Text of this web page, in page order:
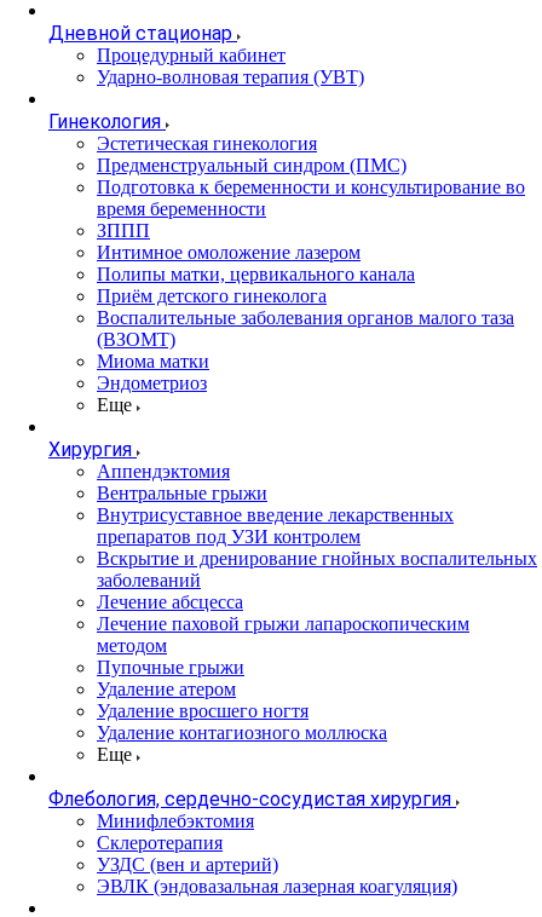
Дневной стационар
Процедурный кабинет
Ударно-волновая терапия (УВТ)
Гинекология
Эстетическая гинекология
Предменструальный синдром (ПМС)
Подготовка к беременности и консультирование во
время беременности
ЗППП
Интимное омоложение лазером
Полипы матки, цервикального канала
Приём детского гинеколога
Воспалительные заболевания органов малого таза
(ВЗОМТ)
Миома матки
Эндометриоз
Еще
Хирургия
Аппендэктомия
Вентральные грыжи
Внутрисуставное введение лекарственных
препаратов под УЗИ контролем
Вскрытие и дренирование гнойных воспалительных
заболеваний
Лечение абсцесса
Лечение паховой грыжи лапароскопическим
методом
Пупочные грыжи
Удаление атером
Удаление вросшего ногтя
Удаление контагиозного моллюска
Еще
Флебология, сердечно-сосудистая хирургия
Минифлебэктомия
Склеротерапия
УЗДС (вен и артерий)
ЭВЛК (эндовазальная лазерная коагуляция)